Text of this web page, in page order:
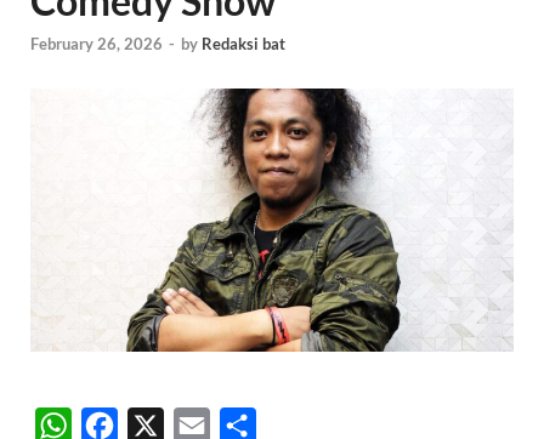
February 26, 2026 - by Redaksi bat
W